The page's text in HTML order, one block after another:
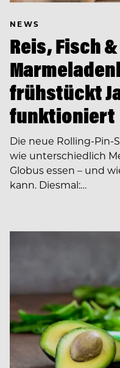
NEWS
Reis, Fisch
frühstückt
funktioniert
Die neue Rolling-Pin-
wie unterschiedlich
Globus essen – und
kann. Diesmal:…